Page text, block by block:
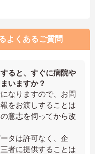
よくあるご質問
ると、すぐに病院や
いますか？
なりますので、お問
をお渡しすることは
意志を伺ってから改
タは許可なく、企
者に提供することは